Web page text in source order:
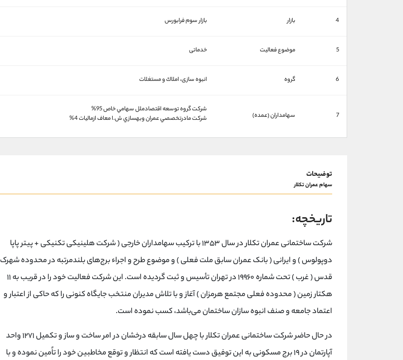
4 بازار بازار سوم فرابورس
5 موضوع فعالیت خدماتی
6 گروه انبوه سازی، املاك و مستغلات
7 سهامداران (عمده)
شركت گروه توسعه اقتصادملل سهامي خاص 95%
شركت مادرتخصصي عمران وبهسازي ش.ا معاف ازماليات 4%
توضیحات
سهام عمران تکلار
تاریخچه:
شرکت ساختمانی عمران تکلار در سال ۱۳۵۳ با ترکیب سهامداران خارجی ( شرکت هلینیکی تکنیکی + پیتر پاپا
دوپولوس ) و ایرانی ( بانک عمران سابق ملت فعلی ) و موضوع طرح و اجراء برج‌های بلندمرتبه در محدوده شهرک
قدس ( غرب ) تحت شماره ۱۹۹۶۰ در تهران تأسیس و ثبت گردیده است. این شرکت فعالیت خود را در قریب به ۱۱
هکتار زمین ( محدوده فعلی مجتمع هرمزان ) آغاز و با تلاش مدیران منتخب جایگاه کنونی را که حاکی از اعتبار و
اعتماد جامعه و صنف انبوه سازان ساختمان می‌باشد، کسب نموده است.
در حال حاضر شرکت ساختمانی عمران تکلار با چهل سال سابقه درخشان در امر ساخت و ساز و تکمیل ۱۲۷۱ واحد
آپارتمان در ۱۹ برج مسکونی به این توفیق دست یافته است که انتظار و توقع مخاطبین خود را تاًمین نموده و با